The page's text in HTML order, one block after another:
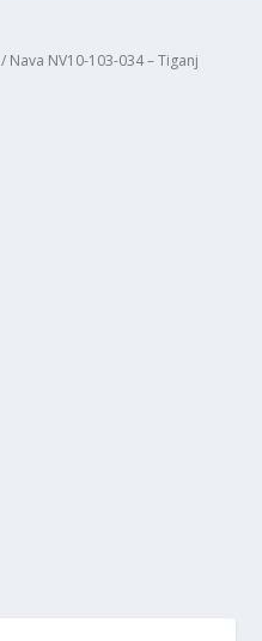
/ Nava NV10-103-034 – Tiganj